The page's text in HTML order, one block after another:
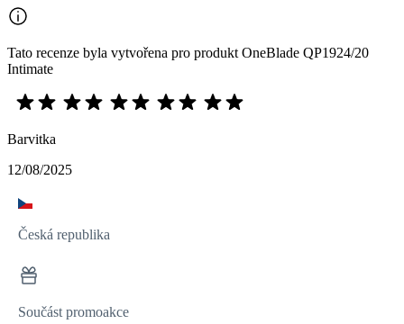
Tato recenze byla vytvořena pro produkt OneBlade QP1924/20
Intimate
Barvitka
12/08/2025
Česká republika
Součást promoakce